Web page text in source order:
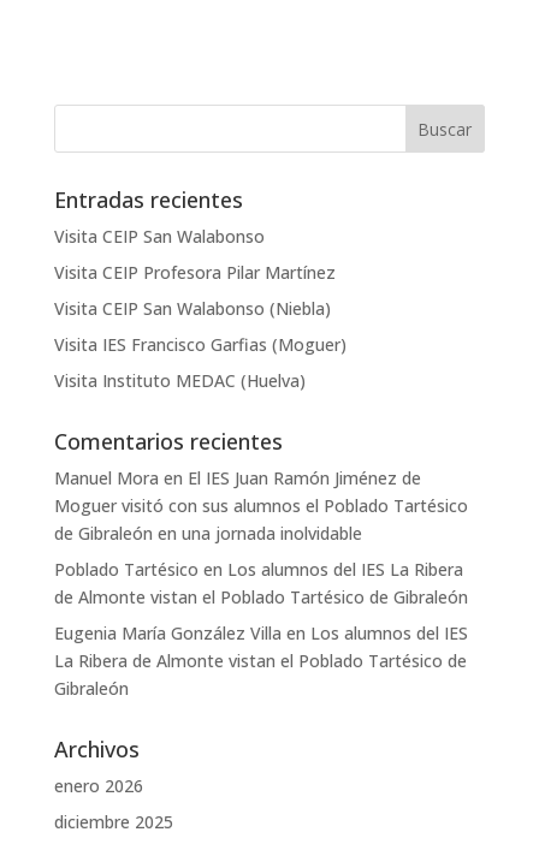
Entradas recientes
Visita CEIP San Walabonso
Visita CEIP Profesora Pilar Martínez
Visita CEIP San Walabonso (Niebla)
Visita IES Francisco Garfias (Moguer)
Visita Instituto MEDAC (Huelva)
Comentarios recientes
Manuel Mora en El IES Juan Ramón Jiménez de
Moguer visitó con sus alumnos el Poblado Tartésico
de Gibraleón en una jornada inolvidable
Poblado Tartésico en Los alumnos del IES La Ribera
de Almonte vistan el Poblado Tartésico de Gibraleón
Eugenia María González Villa en Los alumnos del IES
La Ribera de Almonte vistan el Poblado Tartésico de
Gibraleón
Archivos
enero 2026
diciembre 2025